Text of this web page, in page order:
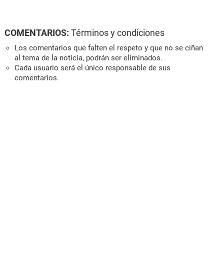
COMENTARIOS: Términos y condiciones
Los comentarios que falten el respeto y que no se ciñan
al tema de la noticia, podrán ser eliminados.
Cada usuario será el único responsable de sus
comentarios.